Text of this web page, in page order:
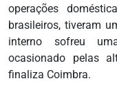
operações
brasileiros, tiveram
interno sofreu
ocasionado pelas
finaliza Coimbra.